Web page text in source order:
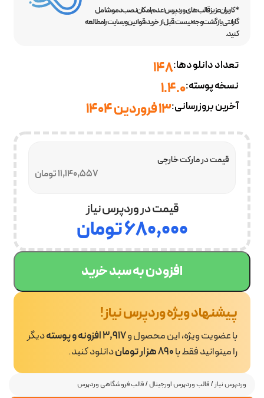
وردپرس نیاز/قالب وردپرس اورجینال/قالب فروشگاهی وردپرس
*کاربران عزیز قالب‌های وردپرس؛ عدم امکان نصب دمو، شامل
گارانتی بازگشت وجه نیست. قبل از خرید، قوانین وبسایت را مطالعه
کنید.
تعداد دانلودها:148
نسخه پوسته:1.4.0
آخرین بروزرسانی:13 فروردین 1404
11,140,557 تومان
قیمت در مارکت خارجی
قیمت در وردپرس نیاز
۶۸۰,۰۰۰تومان
افزودن به سبد خرید
پیشنهاد ویژه وردپرس نیاز!
با عضویت ویژه، این محصول و3,917 افزونه و پوسته
دیگر
را میتوانید فقط با890 هزار تومان دانلود کنید.